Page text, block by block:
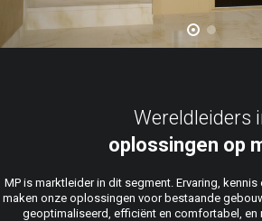
Wereldleiders
oplossingen op
MP is marktleider in dit segment. Ervaring,
maken onze oplossingen voor bestaande
geoptimaliseerd, efficiënt en comfortabel, en